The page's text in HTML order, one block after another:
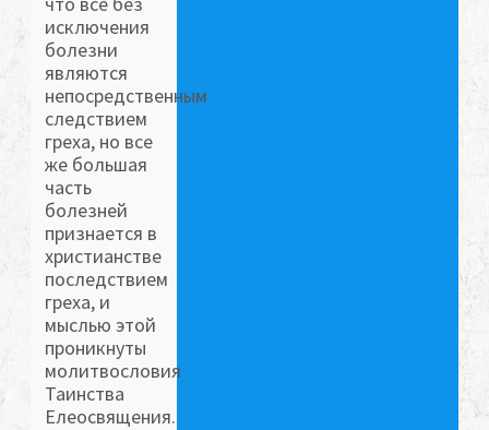
исключения
болезни
являются
непосредственным
следствием
греха, но все
же большая
часть
болезней
признается в
христианстве
последствием
греха, и
мыслью этой
проникнуты
молитвословия
Таинства
Елеосвящения.